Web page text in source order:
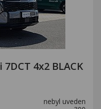
4x2 BLACK
nebyl uveden